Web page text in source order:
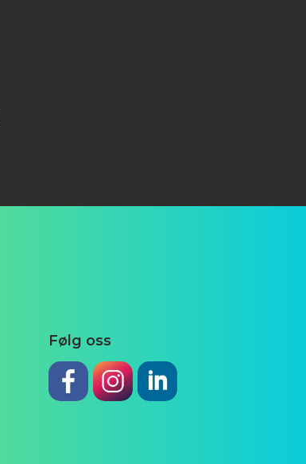
Følg oss